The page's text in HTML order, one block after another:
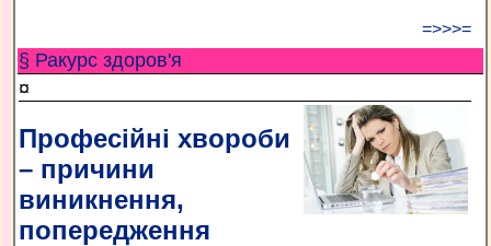
=>>>=
§ Ракурс здоров'я
¤
Професійні хвороби
– причини
виникнення,
попередження